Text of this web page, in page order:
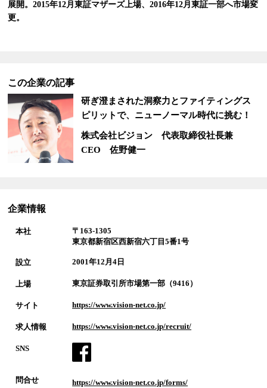
展開。2015年12月東証マザーズ上場、2016年12月東証一部へ市場変
更。
この企業の記事
研ぎ澄まされた洞察力とファイティングス
ピリットで、ニューノーマル時代に挑む！
株式会社ビジョン
代表取締役社長兼
CEO 佐野健一
企業情報
本社
〒163-1305
東京都新宿区西新宿六丁目5番1号
設立 2001年12月4日
上場 東京証券取引所市場第一部（9416）
サイト https://www.vision-net.co.jp/
求人情報 https://www.vision-net.co.jp/recruit/
SNS
問合せ https://www.vision-net.co.jp/forms/